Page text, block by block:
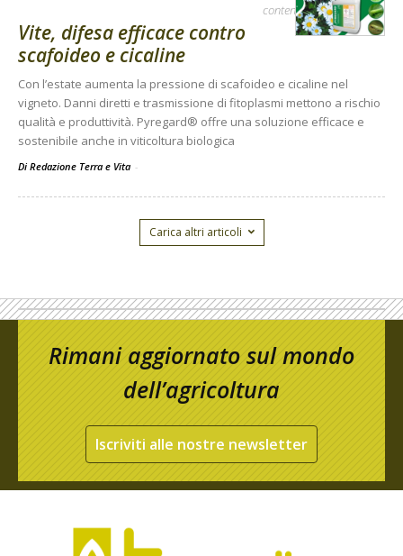
contenuto sponsorizzato
Vite, difesa efficace contro
scafoideo e cicaline
Con l’estate aumenta la pressione di scafoideo e cicaline nel
vigneto. Danni diretti e trasmissione di fitoplasmi mettono a rischio
qualità e produttività. Pyregard® offre una soluzione efficace e
sostenibile anche in viticoltura biologica
Di Redazione Terra e Vita -
Carica altri articoli
Rimani aggiornato sul mondo
dell’agricoltura
Iscriviti alle nostre newsletter